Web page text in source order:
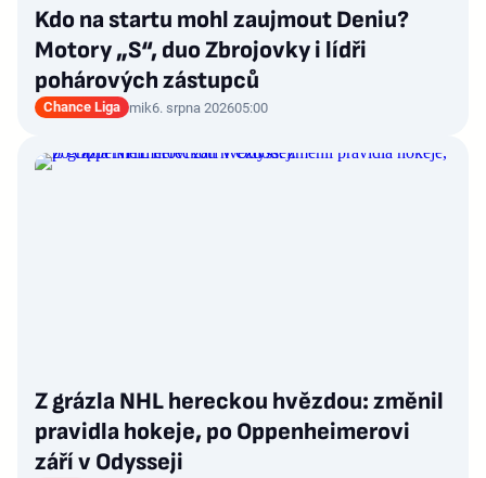
Kdo na startu mohl zaujmout Deniu?
Motory „S“, duo Zbrojovky i lídři
pohárových zástupců
Chance Liga mik6. srpna 202605:00
Z grázla NHL hereckou hvězdou: změnil
pravidla hokeje, po Oppenheimerovi
září v Odysseji